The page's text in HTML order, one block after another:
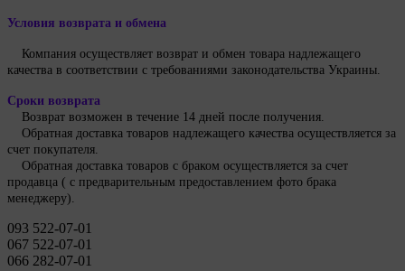
Условия возврата и обмена
Компания осуществляет возврат и обмен товара надлежащего
качества в соответствии с требованиями законодательства Украины.
Сроки возврата
Возврат возможен в течение 14 дней после получения.
Обратная доставка товаров надлежащего качества осуществляется за
счет покупателя.
Обратная доставка товаров с браком осуществляется за счет
продавца ( с предварительным предоставлением фото брака
менеджеру).
093 522-07-01
067 522-07-01
066 282-07-01